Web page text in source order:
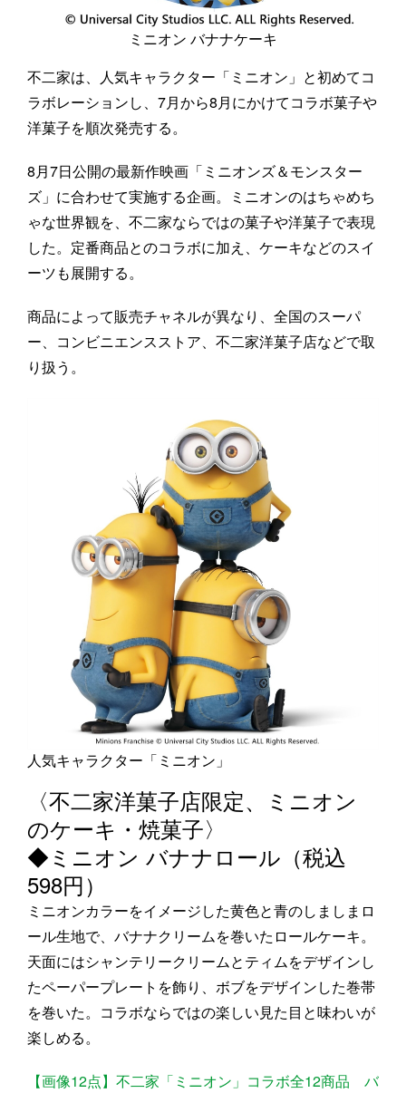
ミニオン バナナケーキ
不二家は、人気キャラクター「ミニオン」と初めてコ
ラボレーションし、7月から8月にかけてコラボ菓子や
洋菓子を順次発売する。
8月7日公開の最新作映画「ミニオンズ＆モンスター
ズ」に合わせて実施する企画。ミニオンのはちゃめち
ゃな世界観を、不二家ならではの菓子や洋菓子で表現
した。定番商品とのコラボに加え、ケーキなどのスイ
ーツも展開する。
商品によって販売チャネルが異なり、全国のスーパ
ー、コンビニエンスストア、不二家洋菓子店などで取
り扱う。
人気キャラクター「ミニオン」
〈不二家洋菓子店限定、ミニオン
のケーキ・焼菓子〉
◆ミニオン バナナロール（税込
598円）
ミニオンカラーをイメージした黄色と青のしましまロ
ール生地で、バナナクリームを巻いたロールケーキ。
天面にはシャンテリークリームとティムをデザインし
たペーパープレートを飾り、ボブをデザインした巻帯
を巻いた。コラボならではの楽しい見た目と味わいが
楽しめる。
【画像12点】不二家「ミニオン」コラボ全12商品 バ